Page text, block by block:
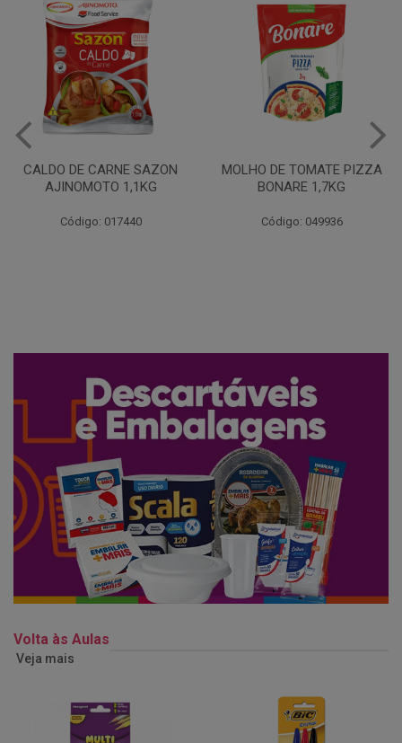
MOLHO DE TOMATE PIZZA
BONARE 1,7KG
Código: 049936
MARGARINA USO
PROFISSIONAL 80% CUKIN
Código: 062469
Volta às Aulas
Veja mais